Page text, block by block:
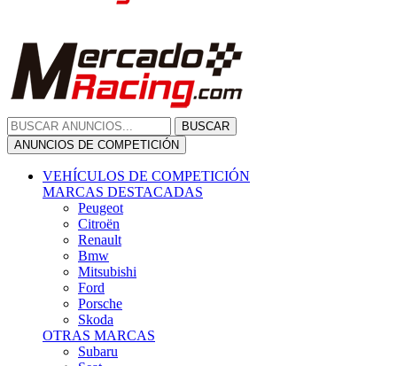
BUSCAR
ANUNCIOS DE COMPETICIÓN
VEHÍCULOS DE COMPETICIÓN
MARCAS DESTACADAS
Peugeot
Citroën
Renault
Bmw
Mitsubishi
Ford
Porsche
Skoda
OTRAS MARCAS
Subaru
Seat
Opel